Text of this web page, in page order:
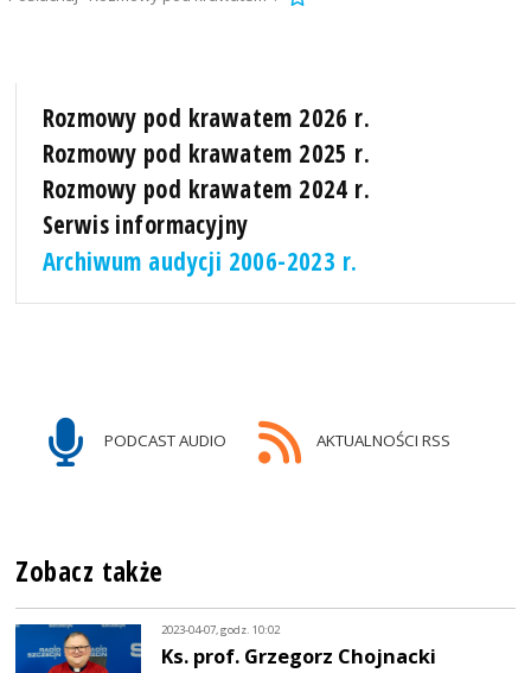
Rozmowy pod krawatem 2026 r.
Rozmowy pod krawatem 2025 r.
Rozmowy pod krawatem 2024 r.
Serwis informacyjny
Archiwum audycji 2006-2023 r.
PODCAST AUDIO AKTUALNOŚCI RSS
Zobacz także
2023-04-07, godz. 10:02
Ks. prof. Grzegorz Chojnacki